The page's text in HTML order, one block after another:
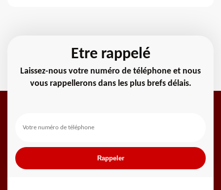
Etre rappelé
Laissez-nous votre numéro de téléphone et nous
vous rappellerons dans les plus brefs délais.